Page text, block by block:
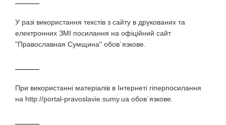
У разi використання текстiв з сайту в друкованих та
електронних ЗМI посилання на офіційний сайт
"Православная Сумщина" обов`язкове.
При використаннi матерiалiв в Iнтернетi гiперпосилання
на http://portal-pravoslavie.sumy.ua обов`язкове.